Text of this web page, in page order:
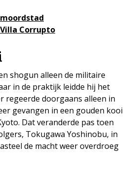
moordstad
Villa Corrupto
shogun alleen de militaire
in de praktijk leidde hij het
regeerde doorgaans alleen in
gevangen in een gouden kooi
Dat veranderde pas toen
Tokugawa Yoshinobu, in
de macht weer overdroeg